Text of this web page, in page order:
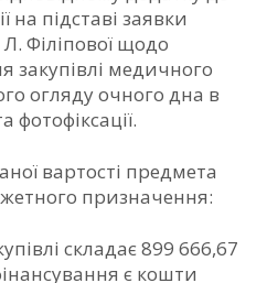
на підставі заявки
Філіпової щодо
закупівлі медичного
огляду очного дна в
фотофіксації.
вартості предмета
призначення:
складає 899 666,67
є кошти